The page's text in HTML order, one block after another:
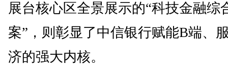
展台核心区全景展示的“科技金融综
案”，则彰显了中信银行赋能B端、
济的强大内核。